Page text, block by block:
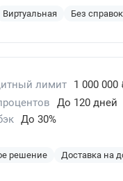
Виртуальная Без
лимит 1 000 000
До 120 дней
До 30%
решение Доставка на